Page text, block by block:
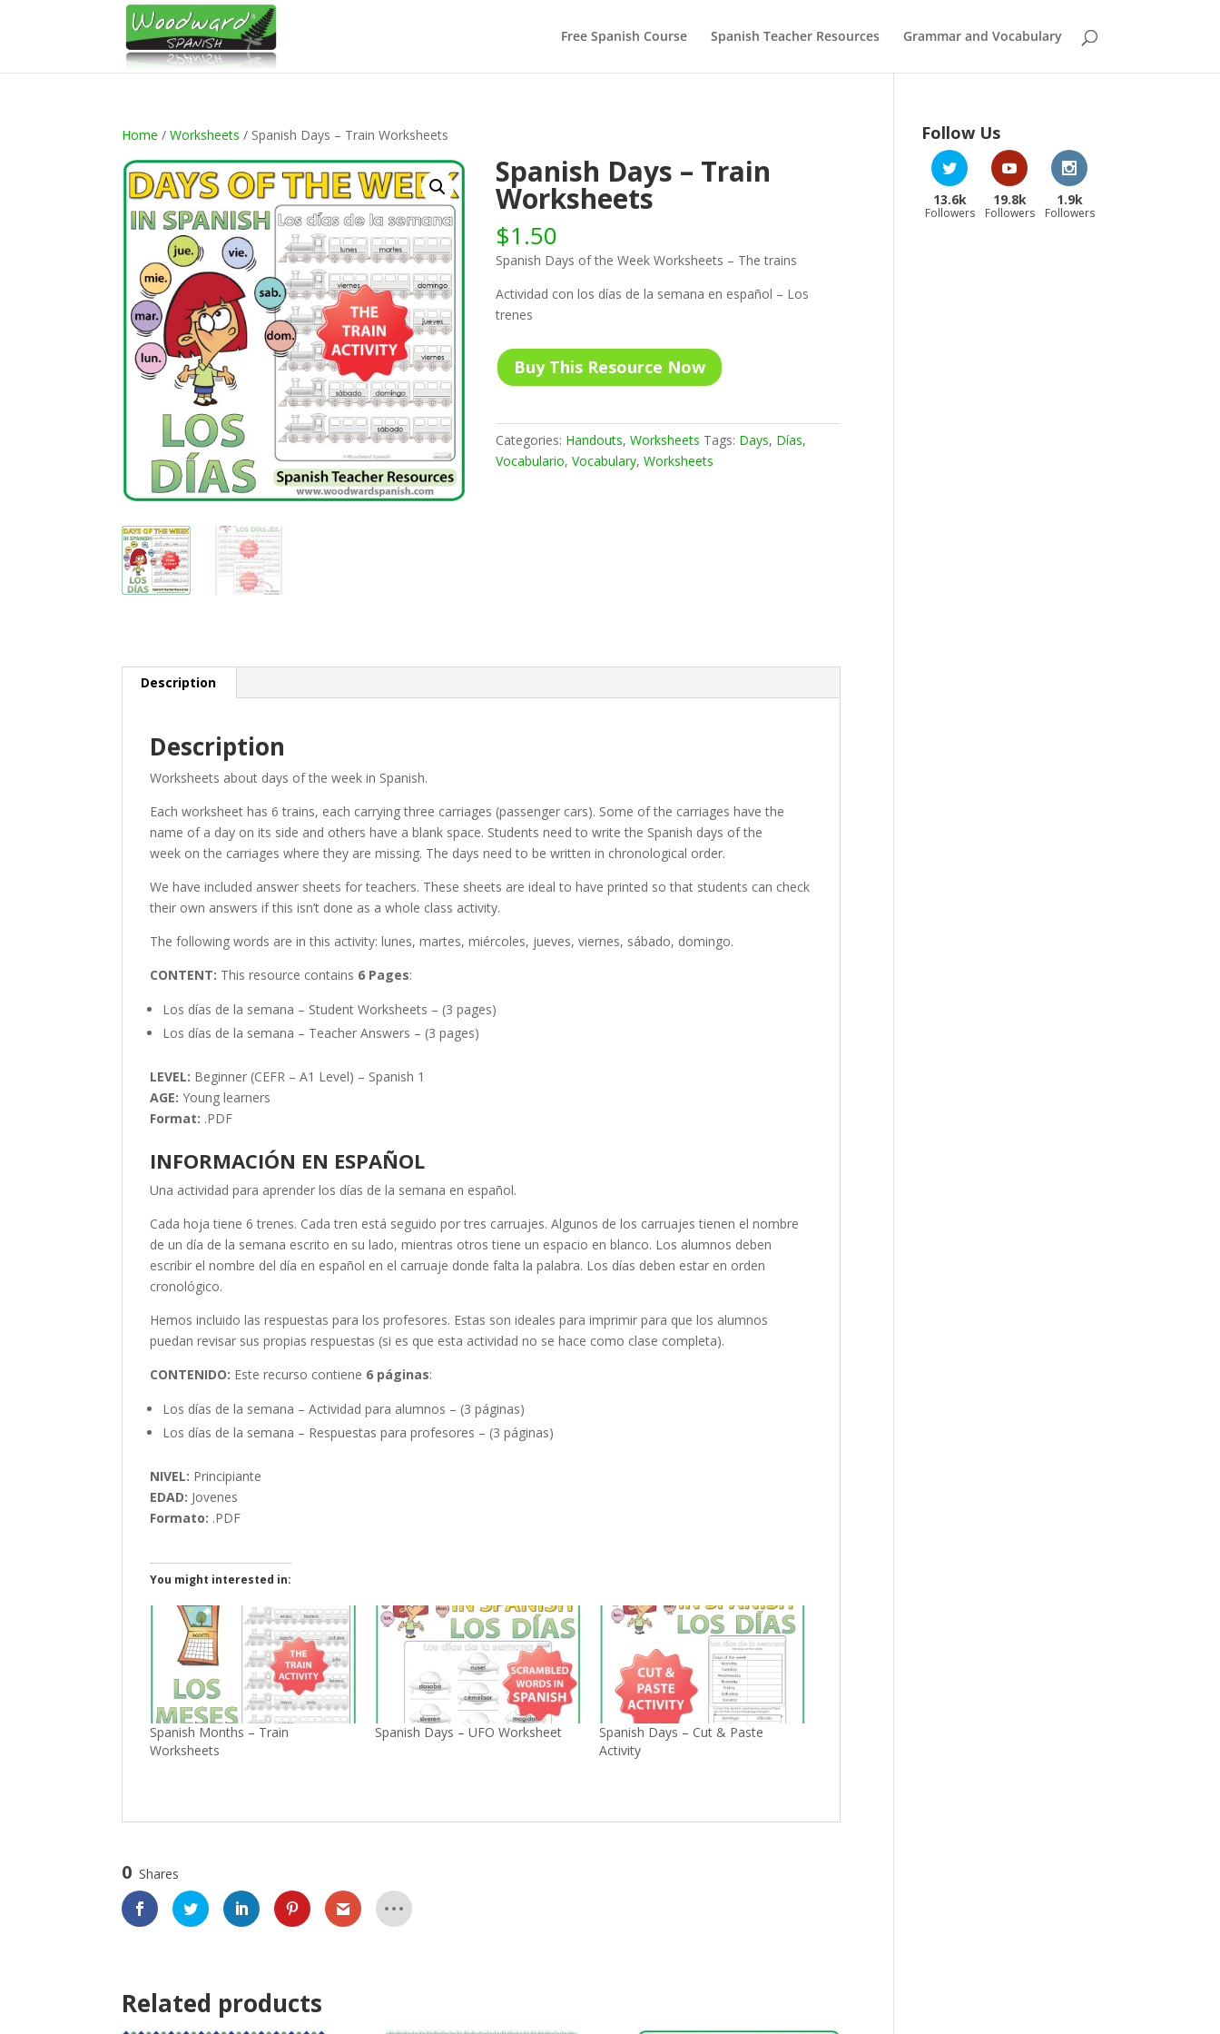
Free Spanish Course Spanish Teacher Resources Grammar and Vocabulary
Home /Worksheets / Spanish Days – Train Worksheets
Spanish Days – Train
Worksheets
$1.50
Spanish Days of the Week Worksheets – The trains
Actividad con los días de la semana en español – Los
trenes
Buy This Resource Now
Categories: Handouts,Worksheets Tags: Days, Días,
Vocabulario,Vocabulary,Worksheets
Description
Description
Worksheets about days of the week in Spanish.
Each worksheet has 6 trains, each carrying three carriages (passenger cars). Some of the carriages have the
name of a day on its side and others have a blank space. Students need to write the Spanish days of the
week on the carriages where they are missing. The days need to be written in chronological order.
We have included answer sheets for teachers. These sheets are ideal to have printed so that students can check
their own answers if this isn’t done as a whole class activity.
The following words are in this activity: lunes, martes, miércoles, jueves, viernes, sábado, domingo.
CONTENT: This resource contains 6 Pages:
Los días de la semana – Student Worksheets – (3 pages)
Los días de la semana – Teacher Answers – (3 pages)
LEVEL: Beginner (CEFR – A1 Level) – Spanish 1
AGE: Young learners
Format: .PDF
INFORMACIÓN EN ESPAÑOL
Una actividad para aprender los días de la semana en español.
Cada hoja tiene 6 trenes. Cada tren está seguido por tres carruajes. Algunos de los carruajes tienen el nombre
de un día de la semana escrito en su lado, mientras otros tiene un espacio en blanco. Los alumnos deben
escribir el nombre del día en español en el carruaje donde falta la palabra. Los días deben estar en orden
cronológico.
Hemos incluido las respuestas para los profesores. Estas son ideales para imprimir para que los alumnos
puedan revisar sus propias respuestas (si es que esta actividad no se hace como clase completa).
CONTENIDO: Este recurso contiene 6 páginas:
Los días de la semana – Actividad para alumnos – (3 páginas)
Los días de la semana – Respuestas para profesores – (3 páginas)
NIVEL: Principiante
EDAD: Jovenes
Formato: .PDF
You might interested in:
Spanish Months – Train
Worksheets
Spanish Days – UFO Worksheet
Spanish Days – Cut & Paste
Activity
0 Shares
Related products
Follow Us
13.6k
Followers
19.8k
Followers
1.9k
Followers